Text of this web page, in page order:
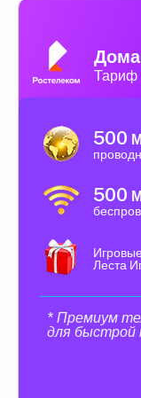
Тариф
500
500
Леста
* Премиум
для быстрой